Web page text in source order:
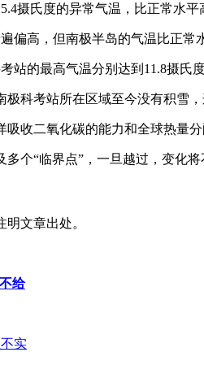
摄氏度的异常气温，比正常水
高，但南极半岛的气温比正常
的最高气温分别达到11.8摄氏度
科考站所在区域至今没有积雪
收二氧化碳的能力和全球热量
个“临界点”，一旦越过，变化
文章出处。
给